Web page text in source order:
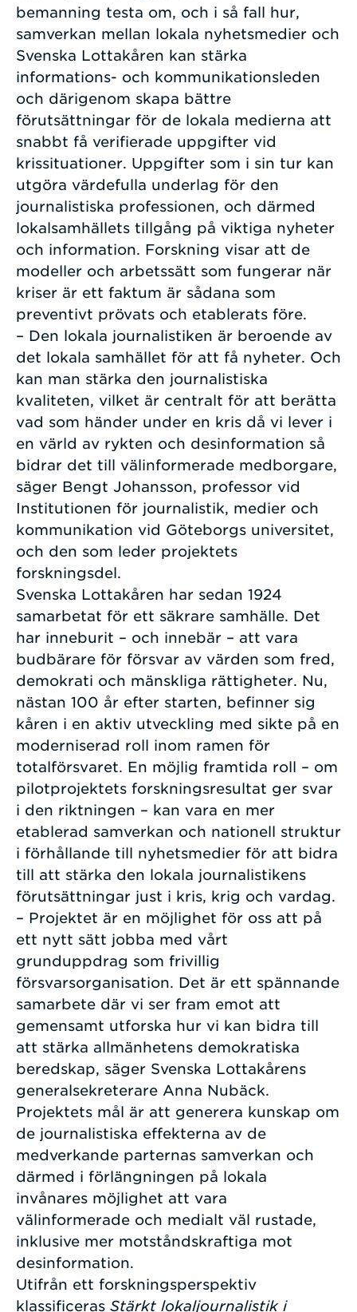
bemanning testa om, och i så fall hur,
samverkan mellan lokala nyhetsmedier och
Svenska Lottakåren kan stärka
informations- och kommunikationsleden
och därigenom skapa bättre
förutsättningar för de lokala medierna att
snabbt få verifierade uppgifter vid
krissituationer. Uppgifter som i sin tur kan
utgöra värdefulla underlag för den
journalistiska professionen, och därmed
lokalsamhällets tillgång på viktiga nyheter
och information. Forskning visar att de
modeller och arbetssätt som fungerar när
kriser är ett faktum är sådana som
preventivt prövats och etablerats före.
– Den lokala journalistiken är beroende av
det lokala samhället för att få nyheter. Och
kan man stärka den journalistiska
kvaliteten, vilket är centralt för att berätta
vad som händer under en kris då vi lever i
en värld av rykten och desinformation så
bidrar det till välinformerade medborgare,
säger Bengt Johansson, professor vid
Institutionen för journalistik, medier och
kommunikation vid Göteborgs universitet,
och den som leder projektets
forskningsdel.
Svenska Lottakåren har sedan 1924
samarbetat för ett säkrare samhälle. Det
har inneburit – och innebär – att vara
budbärare för försvar av värden som fred,
demokrati och mänskliga rättigheter. Nu,
nästan 100 år efter starten, befinner sig
kåren i en aktiv utveckling med sikte på en
moderniserad roll inom ramen för
totalförsvaret. En möjlig framtida roll – om
pilotprojektets forskningsresultat ger svar
i den riktningen – kan vara en mer
etablerad samverkan och nationell struktur
i förhållande till nyhetsmedier för att bidra
till att stärka den lokala journalistikens
förutsättningar just i kris, krig och vardag.
– Projektet är en möjlighet för oss att på
ett nytt sätt jobba med vårt
grunduppdrag som frivillig
försvarsorganisation. Det är ett spännande
samarbete där vi ser fram emot att
gemensamt utforska hur vi kan bidra till
att stärka allmänhetens demokratiska
beredskap, säger Svenska Lottakårens
generalsekreterare Anna Nubäck.
Projektets mål är att generera kunskap om
de journalistiska effekterna av de
medverkande parternas samverkan och
därmed i förlängningen på lokala
invånares möjlighet att vara
välinformerade och medialt väl rustade,
inklusive mer motståndskraftiga mot
desinformation.
Utifrån ett forskningsperspektiv
klassificeras Stärkt lokaljournalistik i